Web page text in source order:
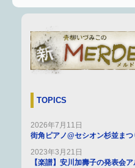
TOPICS
2026年7月11日
街角ピアノ@セシオン杉並まつ
2023年3月21日
【楽譜】安川加壽子の発表会